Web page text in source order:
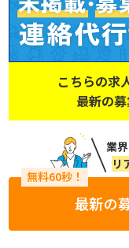
こちらの求
最新の
業
リ
最新の